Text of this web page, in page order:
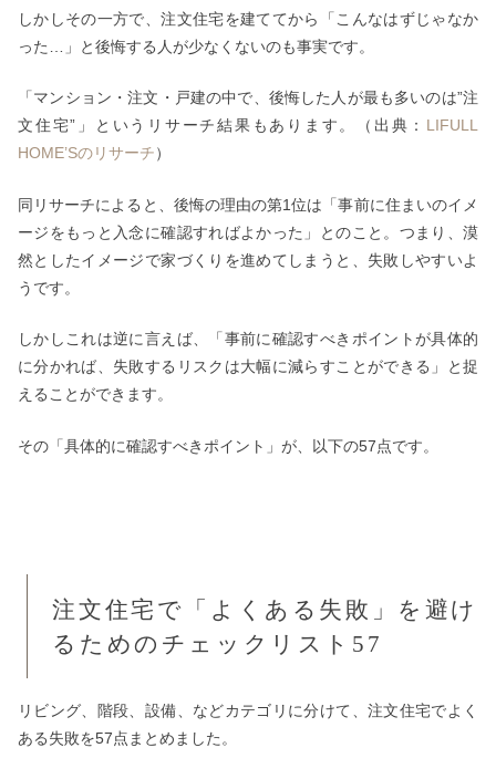
しかしその一方で、注文住宅を建ててから「こんなはずじゃなか
った…」と後悔する人が少なくないのも事実です。
「マンション・注文・戸建の中で、後悔した人が最も多いのは”注
文住宅”」というリサーチ結果もあります。（出典： LIFULL
HOME’Sのリサーチ）
同リサーチによると、後悔の理由の第1位は「事前に住まいのイメ
ージをもっと入念に確認すればよかった」とのこと。つまり、漠
然としたイメージで家づくりを進めてしまうと、失敗しやすいよ
うです。
しかしこれは逆に言えば、「事前に確認すべきポイントが具体的
に分かれば、失敗するリスクは大幅に減らすことができる」と捉
えることができます。
その「具体的に確認すべきポイント」が、以下の57点です。
注文住宅で「よくある失敗」を避け
るためのチェックリスト57
リビング、階段、設備、などカテゴリに分けて、注文住宅でよく
ある失敗を57点まとめました。